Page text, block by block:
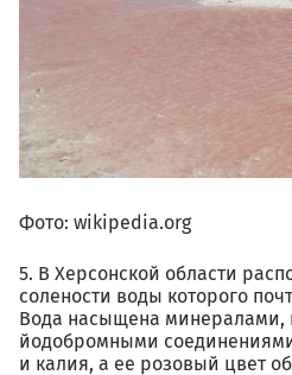
Фото: wikipedia.org
5. В Херсонской области
солености воды которого
Вода насыщена минералами,
йодобромными
и калия, а ее розовый цвет